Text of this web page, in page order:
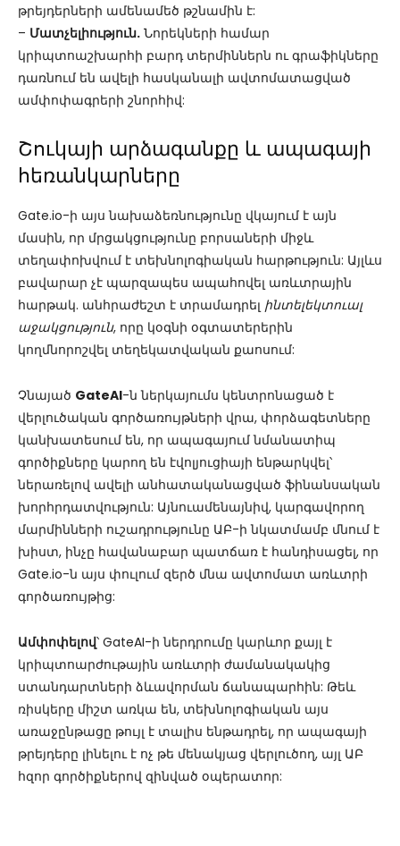
թրեյդերների ամենամեծ թշնամին է:
– Մատչելիություն. Նորեկների համար
կրիպտոաշխարհի բարդ տերմիններն ու գրաֆիկները
դառնում են ավելի հասկանալի ավտոմատացված
ամփոփագրերի շնորհիվ:
Շուկայի արձագանքը և ապագայի
հեռանկարները
Gate.io-ի այս նախաձեռնությունը վկայում է այն
մասին, որ մրցակցությունը բորսաների միջև
տեղափոխվում է տեխնոլոգիական հարթություն: Այլևս
բավարար չէ պարզապես ապահովել առևտրային
հարթակ. անհրաժեշտ է տրամադրել ինտելեկտուալ
աջակցություն, որը կօգնի օգտատերերին
կողմնորոշվել տեղեկատվական քաոսում:
Չնայած GateAI-ն ներկայումս կենտրոնացած է
վերլուծական գործառույթների վրա, փորձագետները
կանխատեսում են, որ ապագայում նմանատիպ
գործիքները կարող են էվոլյուցիայի ենթարկվել՝
ներառելով ավելի անհատականացված ֆինանսական
խորհրդատվություն: Այնուամենայնիվ, կարգավորող
մարմինների ուշադրությունը ԱԲ-ի նկատմամբ մնում է
խիստ, ինչը հավանաբար պատճառ է հանդիսացել, որ
Gate.io-ն այս փուլում զերծ մնա ավտոմատ առևտրի
գործառույթից:
Ամփոփելով՝ GateAI-ի ներդրումը կարևոր քայլ է
կրիպտոարժութային առևտրի ժամանակակից
ստանդարտների ձևավորման ճանապարհին: Թեև
ռիսկերը միշտ առկա են, տեխնոլոգիական այս
առաջընթացը թույլ է տալիս ենթադրել, որ ապագայի
թրեյդերը լինելու է ոչ թե մենակյաց վերլուծող, այլ ԱԲ
հզոր գործիքներով զինված օպերատոր: